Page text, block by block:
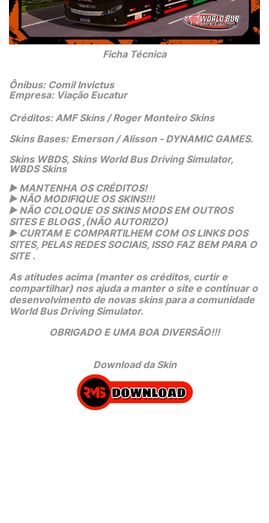
Ficha Técnica
Ônibus: Comil Invictus
Empresa: Viação Eucatur
Créditos: AMF Skins / Roger Monteiro Skins
Skins Bases: Emerson / Alisson - DYNAMIC GAMES.
Skins WBDS, Skins World Bus Driving Simulator,
WBDS Skins
▶️ MANTENHA OS CRÉDITOS!
▶️ NÃO MODIFIQUE OS SKINS!!!
▶️ NÃO COLOQUE OS SKINS MODS EM OUTROS
SITES E BLOGS ,(NÃO AUTORIZO)
▶️ CURTAM E COMPARTILHEM COM OS LINKS DOS
SITES, PELAS REDES SOCIAIS, ISSO FAZ BEM PARA O
SITE .
As atitudes acima (manter os créditos, curtir e
compartilhar) nos ajuda a manter o site e continuar o
desenvolvimento de novas skins para a comunidade
World Bus Driving Simulator.
OBRIGADO E UMA BOA DIVERSÃO!!!
Download da Skin